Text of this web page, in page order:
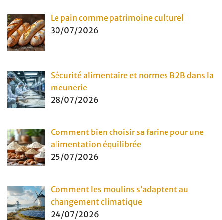
Le pain comme patrimoine culturel
30/07/2026
Sécurité alimentaire et normes B2B dans la
meunerie
28/07/2026
Comment bien choisir sa farine pour une
alimentation équilibrée
25/07/2026
Comment les moulins s’adaptent au
changement climatique
24/07/2026